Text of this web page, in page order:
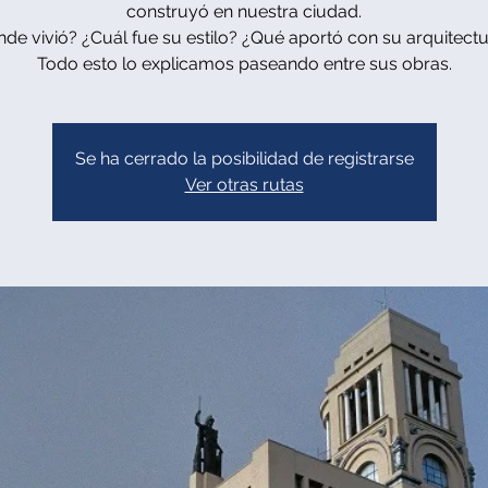
construyó en nuestra ciudad.
vivió? ¿Cuál fue su estilo? ¿Qué aportó con su
Todo esto lo explicamos paseando entre sus obras.
Se ha cerrado la posibilidad de registrarse
Ver otras rutas